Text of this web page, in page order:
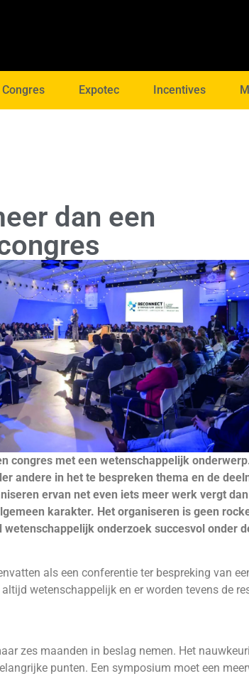
Congres Expotec Incentives
dan een
congres met een wetenschappelijk
andere in het te bespreken thema en de
ervan net even iets meer werk vergt
karakter. Het organiseren is geen
onderzoek succesvol onder
als een conferentie ter bespreking van
wetenschappelijk en er worden tevens de
zes maanden in beslag nemen. Het
punten. Een symposium moet een